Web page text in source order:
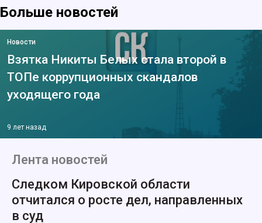
Больше новостей
Новости
Взятка Никиты Белых стала второй в
ТОПе коррупционных скандалов
уходящего года
9 лет назад
Лента новостей
Следком Кировской области
отчитался о росте дел, направленных
в суд